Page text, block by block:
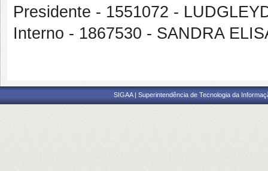
Presidente - 1551072 -
Interno - 1867530 - SANDRA
SIGAA | Superintendência de Tecnologia da